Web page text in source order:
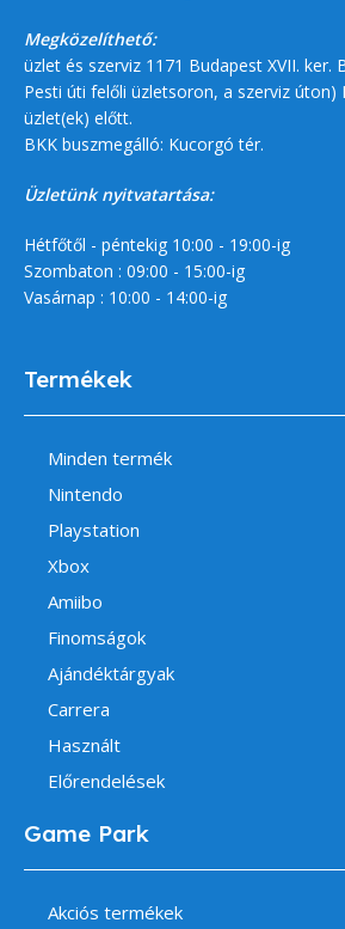
Megközelíthető:
üzlet és szerviz 1171 Budapest XVII. ker.
Pesti úti felőli üzletsoron, a szerviz úton)
üzlet(ek) előtt.
BKK buszmegálló: Kucorgó tér.
Üzletünk nyitvatartása:
Hétfőtől - péntekig 10:00 - 19:00-ig
Szombaton : 09:00 - 15:00-ig
Vasárnap : 10:00 - 14:00-ig
Termékek
Minden termék
Nintendo
Playstation
Xbox
Amiibo
Finomságok
Ajándéktárgyak
Carrera
Használt
Előrendelések
Game Park
Akciós termékek